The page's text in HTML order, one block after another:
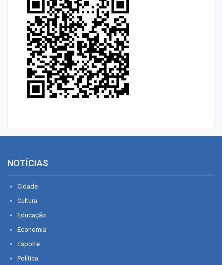
NOTÍCIAS
Cidade
Cultura
Educação
Economia
Esporte
Política